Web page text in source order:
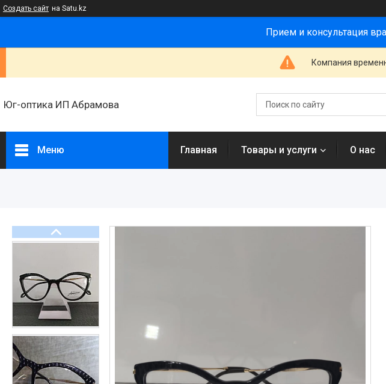
Создать сайт на Satu.kz
Прием и консультация
Компания
Юг-оптика ИП Абрамова
Меню
О нас
Главная Товары и услуги О нас